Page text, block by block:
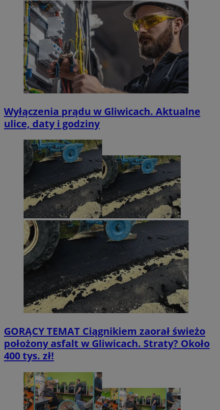
Wyłączenia prądu w Gliwicach. Aktualne
ulice, daty i godziny
GORĄCY TEMAT Ciągnikiem zaorał świeżo
położony asfalt w Gliwicach. Straty? Około
400 tys. zł!